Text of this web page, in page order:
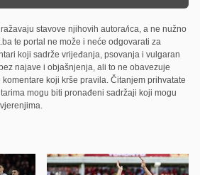
stavove njihovih autora/ica, a ne nužno
te portal ne može i neće odgovarati za
koji sadrže vrijeđanja, psovanja i vulgaran
najave i objašnjenja, ali to ne obavezuje
koji krše pravila. Čitanjem prihvatate
mogu biti pronađeni sadržaji koji mogu